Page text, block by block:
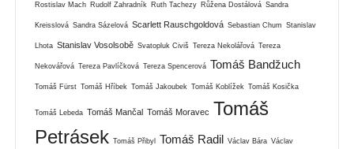
Rostislav Mach Rudolf Zahradník Ruth Tachezy Růžena Dostálová Sandra
Kreisslová Sandra Sázelová Scarlett Rauschgoldová Sebastian Chum Stanislav
Lhota Stanislav Vosolsobě Svatopluk Civiš Tereza Nekolářová Tereza
Nekovářová Tereza Pavlíčková Tereza Spencerová Tomáš Bandžuch
Tomáš Fürst Tomáš Hříbek Tomáš Jakoubek Tomáš Koblížek Tomáš Kosička
Tomáš Lebeda Tomáš Mančal Tomáš Moravec Tomáš
Petrásek Tomáš Přibyl Tomáš Radil Václav Bára Václav